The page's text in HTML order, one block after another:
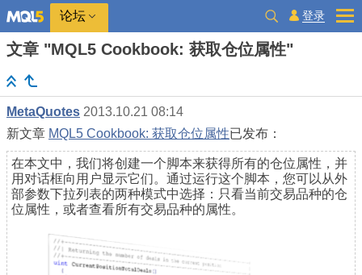
论坛 登录
文章 "MQL5 Cookbook: 获取仓位属性"
MetaQuotes 2013.10.21 08:14
新文章 MQL5 Cookbook: 获取仓位属性已发布：
在本文中，我们将创建一个脚本来获得所有的仓位属性，并
用对话框向用户显示它们。通过运行这个脚本，您可以从外
部参数下拉列表的两种模式中选择：只看当前交易品种的仓
位属性，或者查看所有交易品种的属性。